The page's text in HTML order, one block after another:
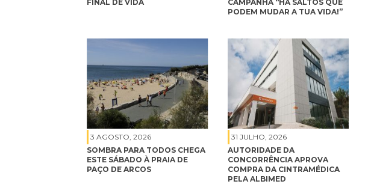
FINAL DE VIDA
CAMPANHA “HÁ SALTOS QUE
PODEM MUDAR A TUA VIDA!”
3 AGOSTO, 2026
SOMBRA PARA TODOS CHEGA
ESTE SÁBADO À PRAIA DE
PAÇO DE ARCOS
31 JULHO, 2026
AUTORIDADE DA
CONCORRÊNCIA APROVA
COMPRA DA CINTRAMÉDICA
PELA ALBIMED